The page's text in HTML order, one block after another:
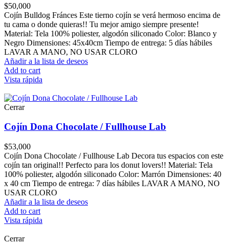
$50,000
Cojín Bulldog Fránces Este tierno cojín se verá hermoso encima de
tu cama o donde quieras!! Tu mejor amigo siempre presente!
Material: Tela 100% poliester, algodón siliconado Color: Blanco y
Negro Dimensiones: 45x40cm Tiempo de entrega: 5 días hábiles
LAVAR A MANO, NO USAR CLORO
Añadir a la lista de deseos
Add to cart
Vista rápida
Cerrar
Cojín Dona Chocolate / Fullhouse Lab
$53,000
Cojín Dona Chocolate / Fullhouse Lab Decora tus espacios con este
cojín tan original!! Perfecto para los donut lovers!! Material: Tela
100% poliester, algodón siliconado Color: Marrón Dimensiones: 40
x 40 cm Tiempo de entrega: 7 días hábiles LAVAR A MANO, NO
USAR CLORO
Añadir a la lista de deseos
Add to cart
Vista rápida
Cerrar